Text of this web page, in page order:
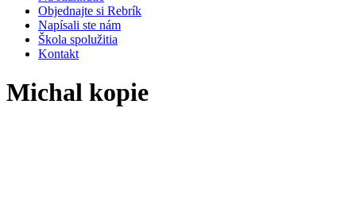
Objednajte si Rebrík
Napísali ste nám
Škola spolužitia
Kontakt
Michal kopie